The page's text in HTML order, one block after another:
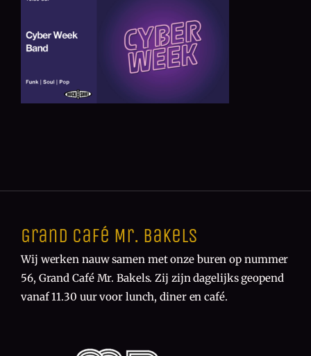
Grand Café Mr. Bakels
Wij werken nauw samen met onze buren op nummer
56, Grand Café Mr. Bakels. Zij zijn dagelijks geopend
vanaf 11.30 uur voor lunch, diner en café.